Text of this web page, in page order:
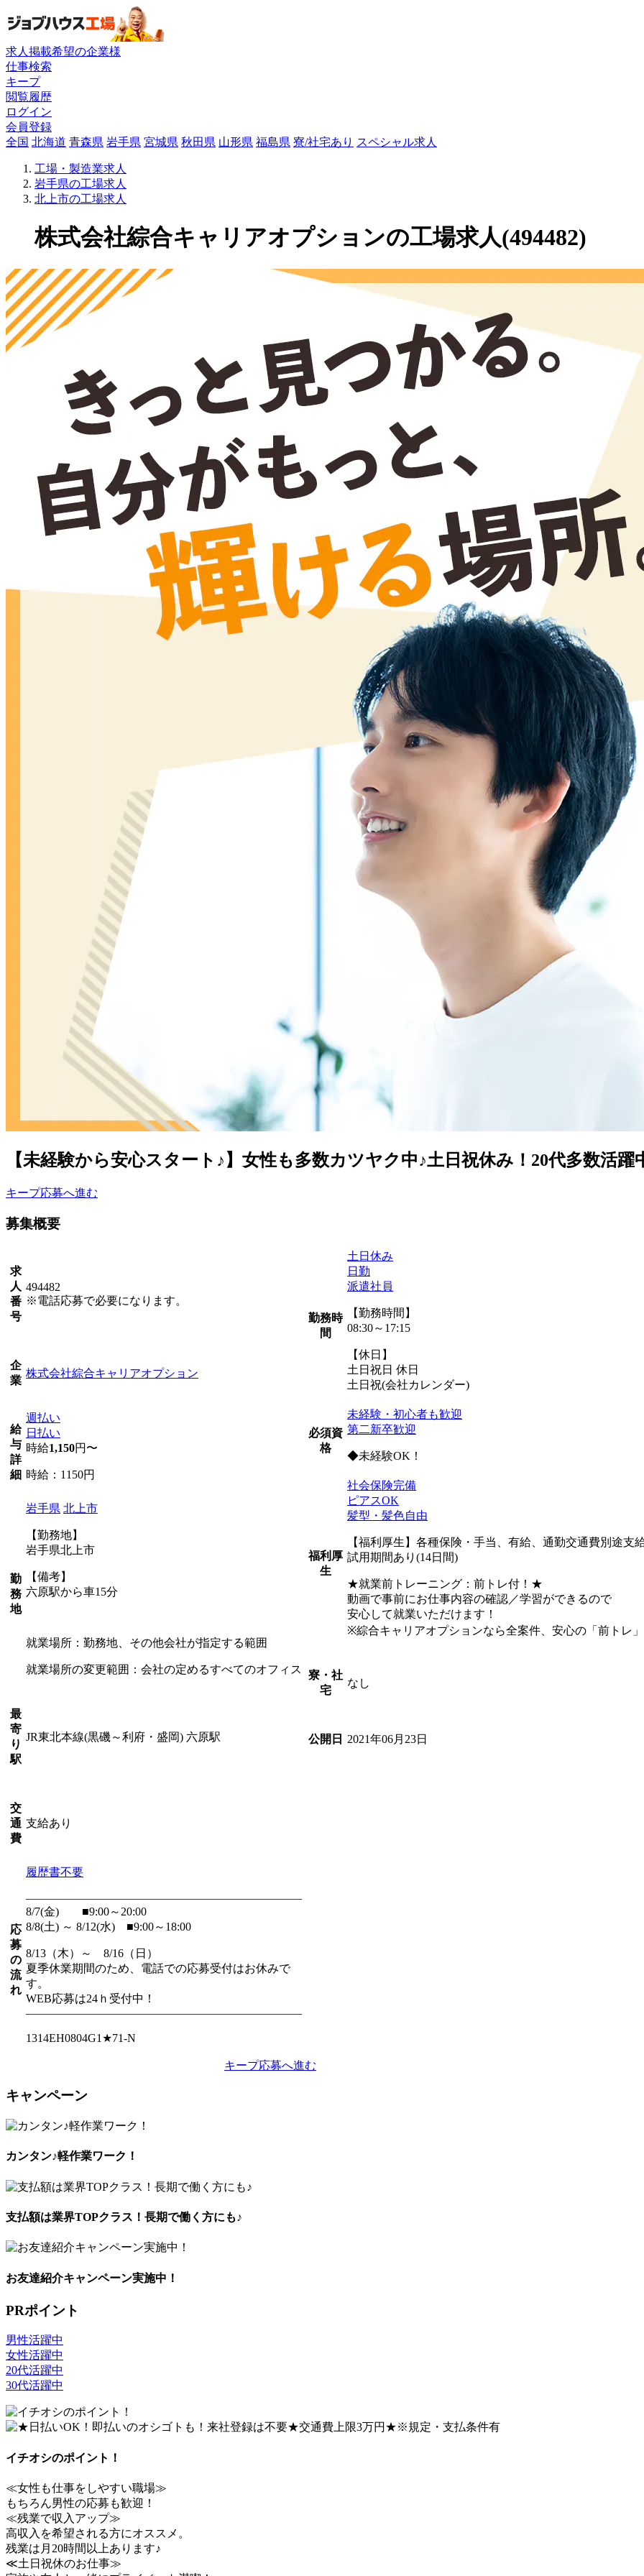
求人掲載希望の企業様
仕事検索
キープ
閲覧履歴
ログイン
会員登録
全国 北海道 青森県 岩手県 宮城県 秋田県 山形県 福島県 寮/社宅あり スペシャル求人
工場・製造業求人
岩手県の工場求人
北上市の工場求人
株式会社綜合キャリアオプションの工場求人(494482)
【未経験から安心スタート♪】女性も多数カツヤク中♪土日祝休み！20代多数活躍
キープ応募へ進む
募集概要
求
人
番
号
494482
※電話応募で必要になります。
企
業
株式会社綜合キャリアオプション
給
与
詳
細
週払い
日払い
時給1,150円〜
時給：1150円
勤
務
地
岩手県 北上市
【勤務地】
岩手県北上市
【備考】
六原駅から車15分
就業場所：勤務地、その他会社が指定する範囲
就業場所の変更範囲：会社の定めるすべてのオフィス
最
寄
り
駅
JR東北本線(黒磯～利府・盛岡) 六原駅
交
通
費
支給あり
応
募
の
流
れ
履歴書不要
――――――――――――――――――――――――
8/7(金) ■9:00～20:00
8/8(土) ～ 8/12(水) ■9:00～18:00
8/13（木）～ 8/16（日）
夏季休業期間のため、電話での応募受付はお休みで
す。
WEB応募は24ｈ受付中！
――――――――――――――――――――――――
1314EH0804G1★71-N
勤務時
間
土日休み
日勤
派遣社員
【勤務時間】
08:30～17:15
【休日】
土日祝日 休日
土日祝(会社カレンダー)
必須資
格
未経験・初心者も歓迎
第二新卒歓迎
◆未経験OK！
福利厚
生
社会保険完備
ピアスOK
髪型・髪色自由
【福利厚生】各種保険・手当、有給、通勤交通費別
試用期間あり(14日間)
★就業前トレーニング：前トレ付！★
動画で事前にお仕事内容の確認／学習ができるので
安心して就業いただけます！
※綜合キャリアオプションなら全案件、安心の「前トレ
寮・社
宅
なし
公開日 2021年06月23日
キープ応募へ進む
キャンペーン
カンタン♪軽作業ワーク！
支払額は業界TOPクラス！長期で働く方にも♪
お友達紹介キャンペーン実施中！
PRポイント
男性活躍中
女性活躍中
20代活躍中
30代活躍中
イチオシのポイント！
≪女性も仕事をしやすい職場≫
もちろん男性の応募も歓迎！
≪残業で収入アップ≫
高収入を希望される方にオススメ。
残業は月20時間以上あります♪
≪土日祝休のお仕事≫